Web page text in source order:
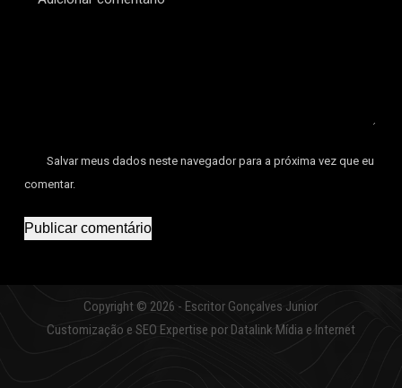
Salvar meus dados neste navegador para a próxima vez que eu
comentar.
Publicar comentário
Copyright © 2026 - Escritor Gonçalves Junior
Customização e SEO Expertise por Datalink Mídia e Internet